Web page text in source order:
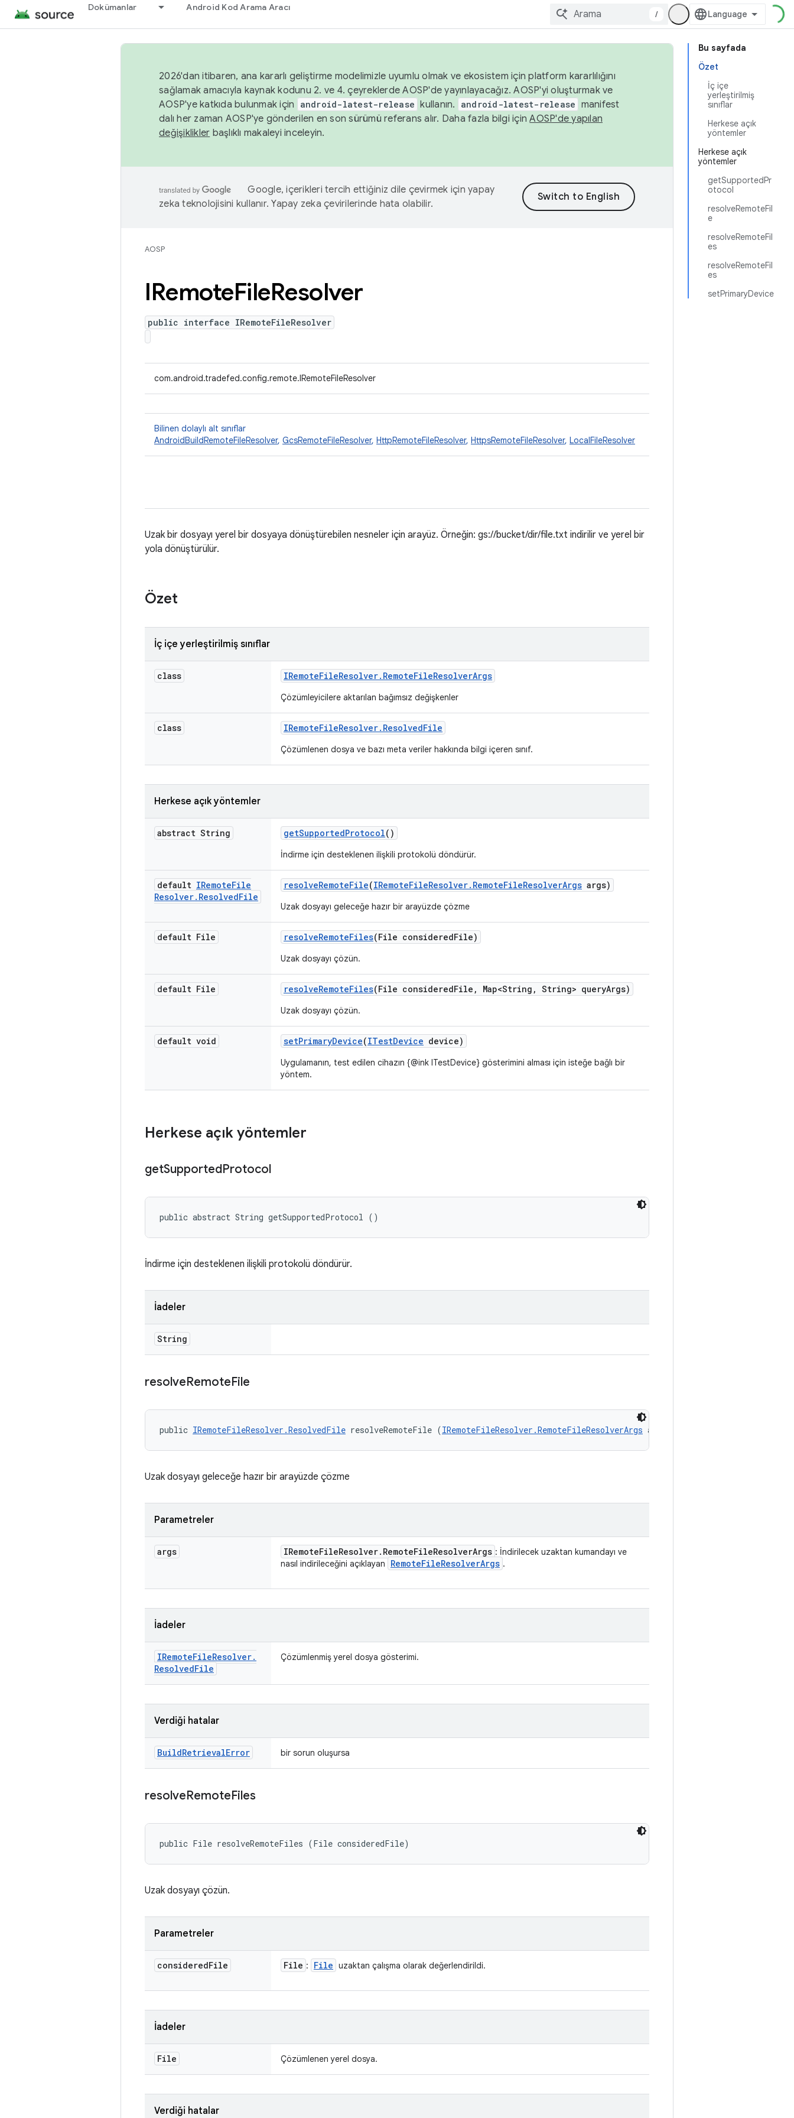
Dokümanlar Android Kod Arama Aracı
/
Bu sayfada
Özet
İç içe
yerleştirilmiş
sınıflar
Herkese açık
yöntemler
Herkese açık
yöntemler
getSupportedPr
otocol
resolveRemoteFil
e
resolveRemoteFil
es
resolveRemoteFil
es
setPrimaryDevice
2026'dan itibaren, ana kararlı geliştirme modelimizle uyumlu olmak ve ekosistem için platform kararlılığını
sağlamak amacıyla kaynak kodunu 2. ve 4. çeyreklerde AOSP'de yayınlayacağız. AOSP'yi oluşturmak ve
AOSP'ye katkıda bulunmak için
android-latest-release kullanın. android-latest-release manifest
dalı her zaman AOSP'ye gönderilen en son sürümü referans alır. Daha fazla bilgi içinAOSP'de yapılan
değişiklikler başlıklı makaleyi inceleyin.
Google, içerikleri tercih ettiğiniz dile çevirmek için yapay
zeka teknolojisini kullanır. Yapay zeka çevirilerinde hata olabilir.
AOSP
IRemoteFileResolver
public interface IRemoteFileResolver
com.android.tradefed.config.remote.IRemoteFileResolver
Bilinen dolaylı alt sınıflar
AndroidBuildRemoteFileResolver, GcsRemoteFileResolver, HttpRemoteFileResolver, HttpsRemoteFileResolver, LocalFileResolver
Uzak bir dosyayı yerel bir dosyaya dönüştürebilen nesneler için arayüz. Örneğin: gs://bucket/dir/file.txt indirilir ve yerel bir
yola dönüştürülür.
Özet
İç içe yerleştirilmiş sınıflar
class IRemoteFileResolver. RemoteFileResolverArgs
Çözümleyicilere aktarılan bağımsız değişkenler
class IRemoteFileResolver. ResolvedFile
Çözümlenen dosya ve bazı meta veriler hakkında bilgi içeren sınıf.
Herkese açık yöntemler
abstract String getSupportedProtocol()
İndirme için desteklenen ilişkili protokolü döndürür.
default IRemoteFile
Resolver. ResolvedFile
resolveRemoteFile(IRemoteFileResolver. RemoteFileResolverArgs args)
Uzak dosyayı geleceğe hazır bir arayüzde çözme
default File resolveRemoteFiles(File consideredFile)
Uzak dosyayı çözün.
default File resolveRemoteFiles(File consideredFile , Map<String , String> queryArgs)
Uzak dosyayı çözün.
default void setPrimaryDevice(ITestDevice device)
Uygulamanın, test edilen cihazın {@ink ITestDevice} gösterimini alması için isteğe bağlı bir
yöntem.
Herkese açık yöntemler
getSupportedProtocol
public abstract String getSupportedProtocol ()
İndirme için desteklenen ilişkili protokolü döndürür.
İadeler
String
resolveRemoteFile
public IRemoteFileResolver.ResolvedFile resolveRemoteFile (IRemoteFileResolver.RemoteFileResolverArgs args)
Uzak dosyayı geleceğe hazır bir arayüzde çözme
Parametreler
args IRemoteFileResolver. RemoteFileResolverArgs : İndirilecek uzaktan kumandayı ve
nasıl indirileceğini açıklayan
RemoteFileResolverArgs .
İadeler
IRemoteFileResolver.
ResolvedFile
Çözümlenmiş yerel dosya gösterimi.
Verdiği hatalar
BuildRetrievalError bir sorun oluşursa
resolveRemoteFiles
public File resolveRemoteFiles (File consideredFile)
Uzak dosyayı çözün.
Parametreler
consideredFile File : File uzaktan çalışma olarak değerlendirildi.
İadeler
File Çözümlenen yerel dosya.
Verdiği hatalar